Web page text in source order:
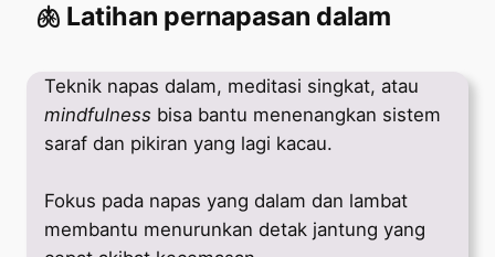
🫁 Latihan pernapasan dalam
Teknik napas dalam, meditasi singkat, atau
mindfulness bisa bantu menenangkan sistem
saraf dan pikiran yang lagi kacau.
Fokus pada napas yang dalam dan lambat
membantu menurunkan detak jantung yang